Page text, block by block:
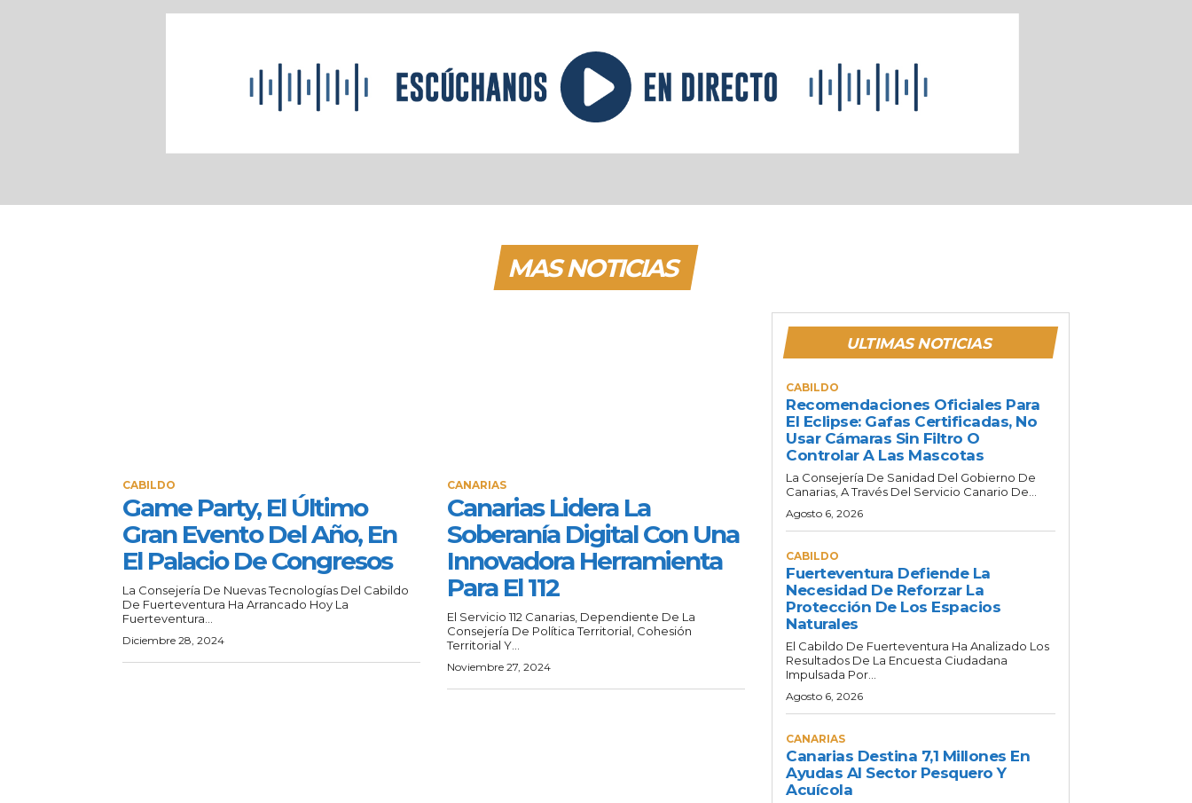
MAS NOTICIAS
CABILDO
Game Party, El Último
Gran Evento Del Año, En
El Palacio De Congresos
La Consejería De Nuevas Tecnologías Del Cabildo
De Fuerteventura Ha Arrancado Hoy La
Fuerteventura...
Diciembre 28, 2024
CANARIAS
Canarias Lidera La
Soberanía Digital Con Una
Innovadora Herramienta
Para El 112
El Servicio 112 Canarias, Dependiente De La
Consejería De Política Territorial, Cohesión
Territorial Y...
Noviembre 27, 2024
ULTIMAS NOTICIAS
CABILDO
Recomendaciones Oficiales Para
El Eclipse: Gafas Certificadas, No
Usar Cámaras Sin Filtro O
Controlar A Las Mascotas
La Consejería De Sanidad Del Gobierno De
Canarias, A Través Del Servicio Canario De...
Agosto 6, 2026
CABILDO
Fuerteventura Defiende La
Necesidad De Reforzar La
Protección De Los Espacios
Naturales
El Cabildo De Fuerteventura Ha Analizado Los
Resultados De La Encuesta Ciudadana
Impulsada Por...
Agosto 6, 2026
CANARIAS
Canarias Destina 7,1 Millones En
Ayudas Al Sector Pesquero Y
Acuícola